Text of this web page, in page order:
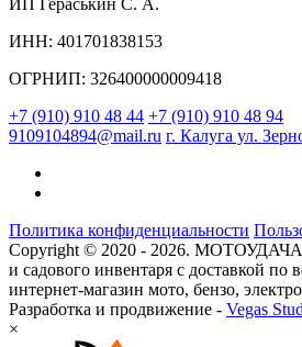
ИП Гераськин С. А.
ИНН: 401701838153
ОГРНИП: 326400000009418
+7 (910) 910 48 44 +7 (910) 910 48 94
9109104894@mail.ru г. Калуга ул.
Политика конфиденциальности
Copyright © 2020 - 2026.
и садового инвентаря с доставкой по
интернет-магазин мото, бензо,
Разработка и продвижение - Vegas
×